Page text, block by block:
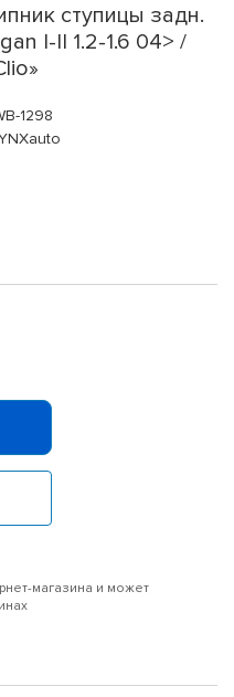
ступицы задн.
I-II 1.2-1.6 04> /
1298
магазина и может